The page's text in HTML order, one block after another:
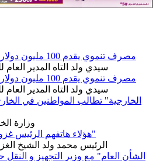
مصرف تنموي يقدم 100 مليون دولار لمواجهة كورونا في إفريقيا
مصرف تنموي يقدم 100 مليون دولار لمواجهة كورونا في إفريقيا
هؤلاء هاتفهم الرئيس غزواني بشأن إجراءات "كورونا"